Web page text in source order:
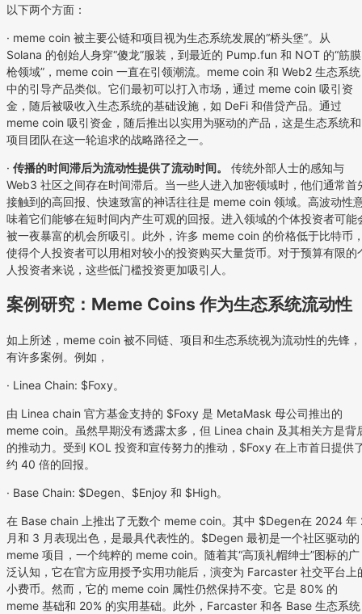
以下两个方面：
· meme coin 被主要公链和项目视为生态系统发展的“桥头堡”。从
Solana 的创始人身穿“傻龙”服装，到最近的 Pump.fun 和 NOT 的“筋膜
枪领域”，meme coin 一直在引领潮流。meme coin 和 Web2 生态系统
中的引导产品类似。它们最初可以打入市场，通过 meme coin 吸引资
金，随后被吸收入生态系统的基础设施，如 DeFi 和借贷产品。通过
meme coin 吸引资金，随后推出以实用为驱动的产品，这是生态系统和
项目团队在这一轮追求的战略路径之一。
· 传播的时间滞后为流动性提供了流动时间。
传统外部人士的感知与
Web3 社区之间存在时间滞后。当一些人进入加密领域时，他们通常首
接触到的高回报、快速致富的神话往往是 meme coin 领域。高波动性
味着它们能够在短时间内产生可观的回报。进入领域的个体投资者可能
被一夜暴富的机会所吸引。此外，许多 meme coin 的价格低于比特币
使得个人投资者可以用相对较小的投资购买大量货币。对于预算有限的
人投资者来说，这些低门槛投资更加吸引人。
案例研究：Meme Coins 作为生态系统流动性
如上所述，meme coin 被不同链、项目和生态系统视为流动性的先锋，
有许多案例。例如，
· Linea Chain: $Foxy。
由 Linea chain 官方基金支持的 $Foxy 是 MetaMask 母公司推出的
meme coin。虽然早期没有透露太多，但 Linea chain 及其相关方是背
的推动力。受到 KOL 投资和宣传努力的推动，$Foxy 在上市首日提供
约 40 倍的回报。
· Base Chain: $Degen、$Enjoy 和 $High。
在 Base chain 上推出了无数个 meme coin。其中 $Degen在 2024 年
月和 3 月表现出色，是最具代表性的。$Degen 最初是一个社区驱动的
meme 项目，一个纯粹的 meme coin。随着其“高顶礼帽绅士”图标的广
泛认知，它在官方应用授予实用功能后，演变为 Farcaster 社交平台上
小费币。然而，它的 meme coin 属性仍然保持不变。它是 80% 的
meme 基础和 20% 的实用基础。此外，Farcaster 和各 Base 生态系统